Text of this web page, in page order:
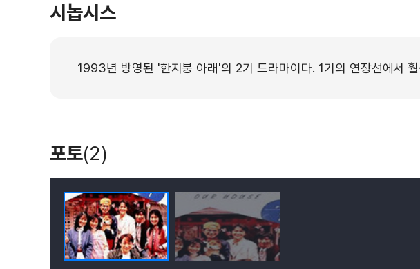
시놉시스
1993년 방영된 '한지붕 아래'의 2기 드라마이다. 1기의 연장선에서
포토(2)